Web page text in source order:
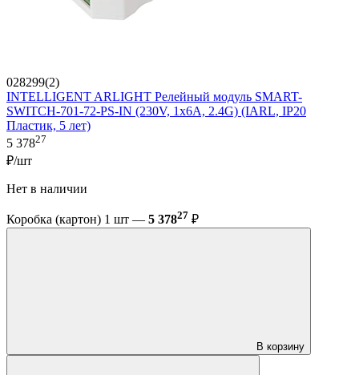
028299(2)
INTELLIGENT ARLIGHT Релейный модуль SMART-
SWITCH-701-72-PS-IN (230V, 1x6A, 2.4G) (IARL, IP20
Пластик, 5 лет)
5 37827
₽/шт
Нет в наличии
Коробка (картон) 1 шт — 5 37827 ₽
В корзину